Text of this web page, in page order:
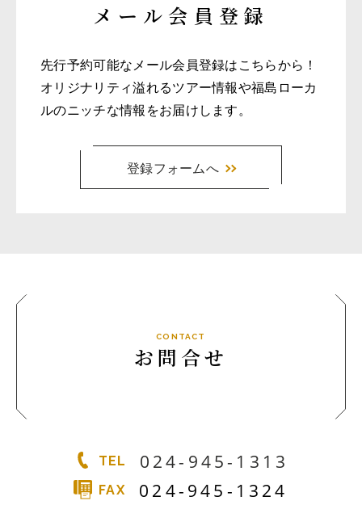
メール会員登録
先行予約可能なメール会員登録はこちらから！
オリジナリティ溢れるツアー情報や福島ローカ
ルのニッチな情報をお届けします。
登録フォームへ
CONTACT
お問合せ
TEL 024-945-1313
FAX 024-945-1324